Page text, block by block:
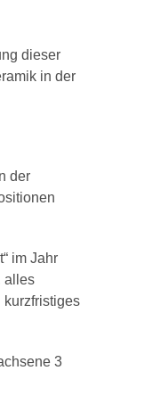
dieser
in der
der
im Jahr
alles
kurzfristiges
3